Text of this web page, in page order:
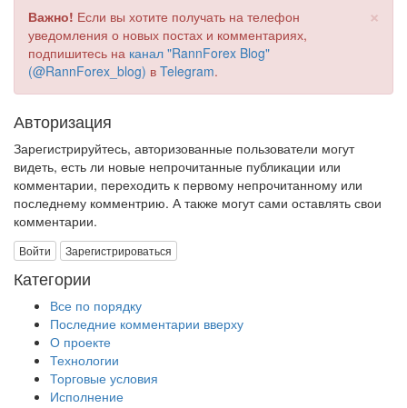
×
Важно! Если вы хотите получать на телефон
уведомления о новых постах и комментариях,
подпишитесь на канал "RannForex Blog"
(@RannForex_blog) в Telegram.
Авторизация
Зарегистрируйтесь, авторизованные пользователи могут
видеть, есть ли новые непрочитанные публикации или
комментарии, переходить к первому непрочитанному или
последнему комментрию. А также могут сами оставлять свои
комментарии.
Войти Зарегистрироваться
Категории
Все по порядку
Последние комментарии вверху
О проекте
Технологии
Торговые условия
Исполнение